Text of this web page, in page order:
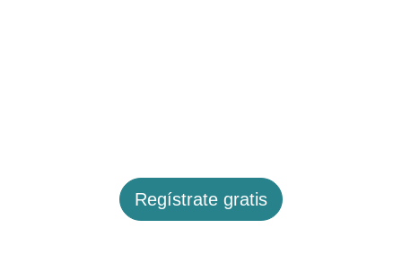
Regístrate gratis